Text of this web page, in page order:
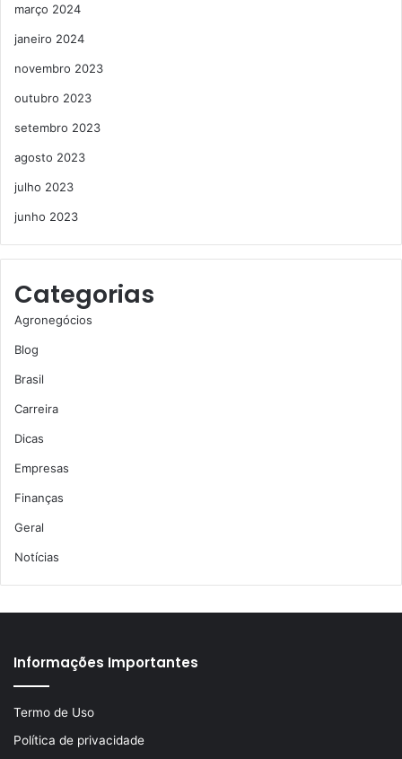
março 2024
janeiro 2024
novembro 2023
outubro 2023
setembro 2023
agosto 2023
julho 2023
junho 2023
Categorias
Agronegócios
Blog
Brasil
Carreira
Dicas
Empresas
Finanças
Geral
Notícias
Informações Importantes
Termo de Uso
Política de privacidade